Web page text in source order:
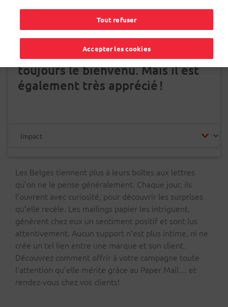
Le Paper Mail est non seulement
toujours le bienvenu. Mais il est
également très apprécié !
Les Belges tiennent plus à leurs boîtes aux lettres
qu’on ne le pense généralement. Chaque jour, ils
l’ouvrent avec curiosité, pour découvrir les surprises
qu’elle recèle. Les mailings papier les intriguent,
génèrent chez eux un sentiment positif et sont lus
attentivement. Aucun support n’est plus intime, ni ne
crée un tel lien entre une marque et son client.
Découvrez comment offrir à votre campagne toute
l’attention qu’elle mérite grâce au Paper Mail… et
rendez-vous chez vos clients!
Tout refuser
Accepter les cookies